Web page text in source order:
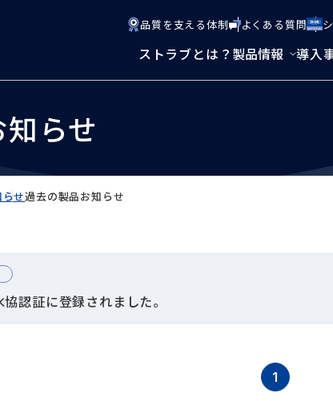
品質を支える体制 よくある質問
ストラブとは？ 製品情報 導入
らせ
らせ過去の製品お知らせ
認証に登録されました。
1ページ目